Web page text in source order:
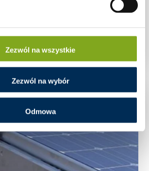
Zezwól na wszystkie
Zezwól na wybór
Odmowa